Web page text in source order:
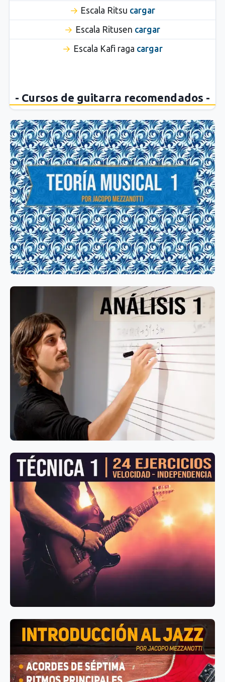
Escala Ritsu cargar
Escala Ritusen cargar
Escala Kafi raga cargar
- Cursos de guitarra recomendados -